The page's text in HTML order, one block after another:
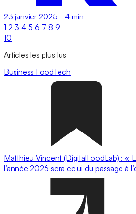
23 janvier 2025 - 4 min
1 2 3 4 5 6 7 8 9
10
Articles les plus lus
Business FoodTech
Matthieu Vincent (DigitalFoodLab) : «
l’année 2026 sera celui du passage à